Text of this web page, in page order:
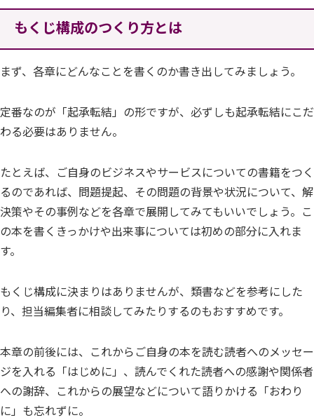
もくじ構成のつくり方とは
まず、各章にどんなことを書くのか書き出してみましょう。
定番なのが「起承転結」の形ですが、必ずしも起承転結にこだ
わる必要はありません。
たとえば、ご自身のビジネスやサービスについての書籍をつく
るのであれば、問題提起、その問題の背景や状況について、解
決策やその事例などを各章で展開してみてもいいでしょう。こ
の本を書くきっかけや出来事については初めの部分に入れま
す。
もくじ構成に決まりはありませんが、類書などを参考にした
り、担当編集者に相談してみたりするのもおすすめです。
本章の前後には、これからご自身の本を読む読者へのメッセー
ジを入れる「はじめに」、読んでくれた読者への感謝や関係者
への謝辞、これからの展望などについて語りかける「おわり
に」も忘れずに。